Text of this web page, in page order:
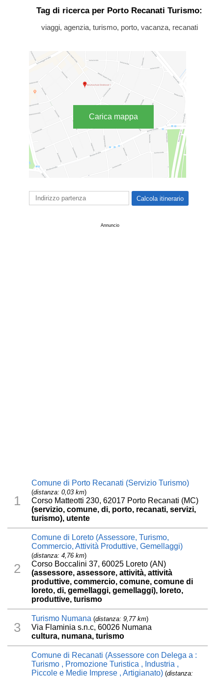
Tag di ricerca per Porto Recanati Turismo:
viaggi, agenzia, turismo, porto, vacanza, recanati
Carica mappa
Annuncio
1
Comune di Porto Recanati (Servizio Turismo)
(distanza: 0,03 km)
Corso Matteotti 230, 62017 Porto Recanati (MC)
(servizio, comune, di, porto, recanati, servizi,
turismo), utente
2
Comune di Loreto (Assessore, Turismo,
Commercio, Attività Produttive, Gemellaggi)
(distanza: 4,76 km)
Corso Boccalini 37, 60025 Loreto (AN)
(assessore, assessore, attività, attività
produttive, commercio, comune, comune di
loreto, di, gemellaggi, gemellaggi), loreto,
produttive, turismo
3
Turismo Numana (distanza: 9,77 km)
Via Flaminia s.n.c, 60026 Numana
cultura, numana, turismo
Comune di Recanati (Assessore con Delega a :
Turismo , Promozione Turistica , Industria ,
Piccole e Medie Imprese , Artigianato) (distanza: